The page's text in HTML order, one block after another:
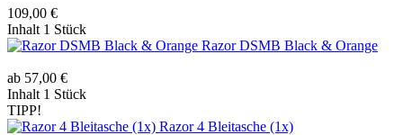
109,00 €
Inhalt 1 Stück
Razor DSMB Black & Orange
ab 57,00 €
Inhalt 1 Stück
TIPP!
Razor 4 Bleitasche (1x)